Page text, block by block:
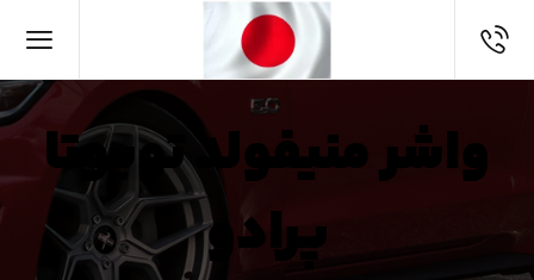
واشر منیفولد تویوتا
پرادو